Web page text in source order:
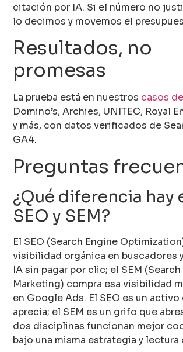
citación por IA. Si el número no
lo decimos y movemos el
Resultados, no
promesas
La prueba está en nuestros casos
Domino’s, Archies, UNITEC, Royal
y más, con datos verificados de
GA4.
Preguntas
¿Qué diferencia hay
SEO y SEM?
El SEO (Search Engine
visibilidad orgánica en buscadores
IA sin pagar por clic; el SEM
Marketing) compra esa visibilidad
en Google Ads. El SEO es un activo
aprecia; el SEM es un grifo que
dos disciplinas funcionan mejor
bajo una misma estrategia y lectura